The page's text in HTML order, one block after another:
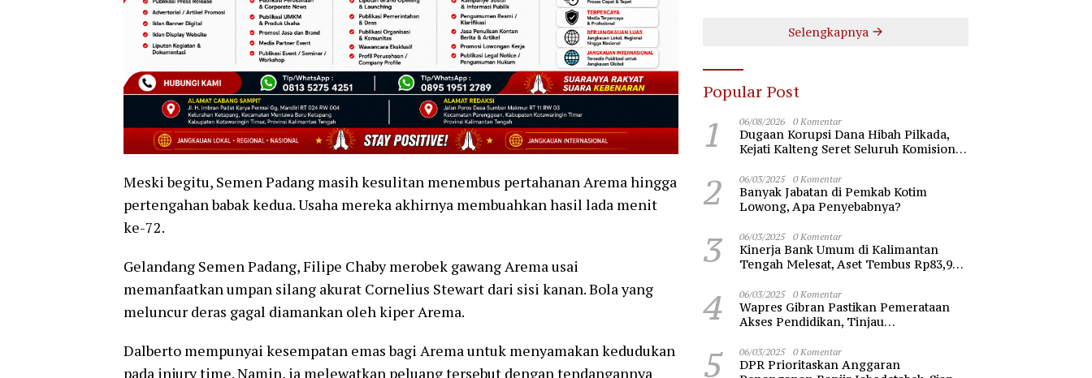
Meski begitu, Semen Padang masih kesulitan menembus pertahanan Arema hingga
pertengahan babak kedua. Usaha mereka akhirnya membuahkan hasil lada menit
ke-72.
Gelandang Semen Padang, Filipe Chaby merobek gawang Arema usai
memanfaatkan umpan silang akurat Cornelius Stewart dari sisi kanan. Bola yang
meluncur deras gagal diamankan oleh kiper Arema.
Dalberto mempunyai kesempatan emas bagi Arema untuk menyamakan kedudukan
pada injury time. Namin, ia melewatkan peluang tersebut dengan tendangannya
Selengkapnya
Popular Post
1 06/08/2026 0 Komentar
Dugaan Korupsi Dana Hibah Pilkada,
Kejati Kalteng Seret Seluruh Komisioner
2 06/03/2025 0 Komentar
Banyak Jabatan di Pemkab Kotim
Lowong, Apa Penyebabnya?
3 06/03/2025 0 Komentar
Kinerja Bank Umum di Kalimantan
Tengah Melesat, Aset Tembus Rp83,98
4 06/03/2025 0 Komentar
Wapres Gibran Pastikan Pemerataan
Akses Pendidikan, Tinjau
Nawawi Banten
5 06/03/2025 0 Komentar
DPR Prioritaskan Anggaran